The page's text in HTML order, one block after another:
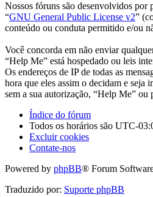
Nossos fóruns são desenvolvidos
“GNU General Public License v2”
conteúdo ou conduta permitido e/ou
Você concorda em não enviar
“Help Me” está hospedado ou leis
Os endereços de IP de todas as
hora que eles assim o decidam e seja
sem a sua autorização, “Help Me”
Índice do fórum
Todos os horários são UTC-
Excluir cookies
Contate-nos
Powered by phpBB® Forum
Traduzido por: Suporte phpBB